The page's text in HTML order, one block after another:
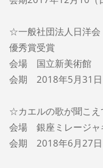
☆一般社団法人日洋会
優秀賞受賞
会場 国立新美術館
会期 2018年5月31日
☆カエルの歌が聞こえ
会場 銀座ミレージャ
会期 2018年6月27日